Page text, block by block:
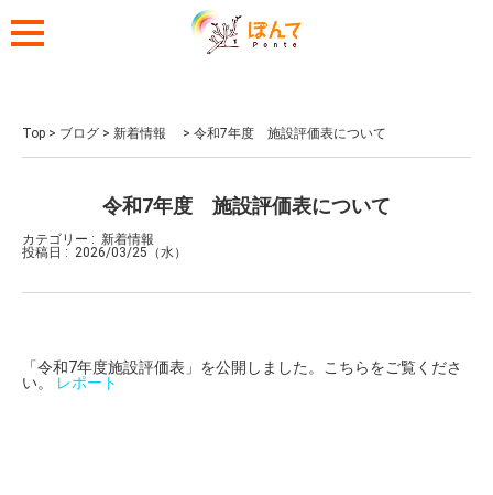
Top > ブログ > 新着情報 > 令和7年度 施設評価表について
令和7年度 施設評価表について
カテゴリー : 新着情報
投稿日 : 2026/03/25（水）
「令和7年度施設評価表」を公開しました。こちらをご覧くださ
い。
レポート